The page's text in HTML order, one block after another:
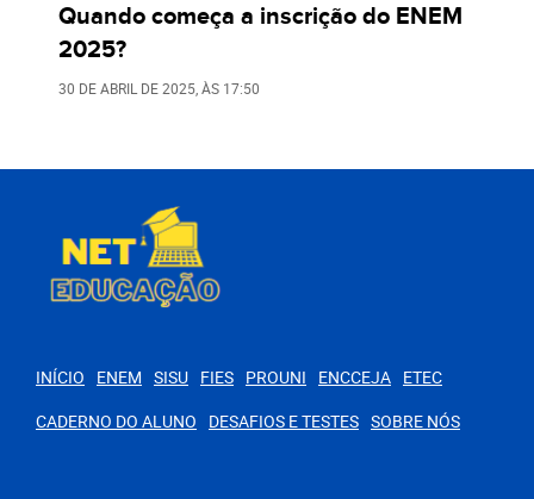
PARA VOCÊ
Quando começa a inscrição do ENEM
2025?
30 DE ABRIL DE 2025 , ÀS 17:50
INÍCIO ENEM SISU FIES PROUNI ENCCEJA ETEC
CADERNO DO ALUNO
DESAFIOS E TESTES SOBRE NÓS